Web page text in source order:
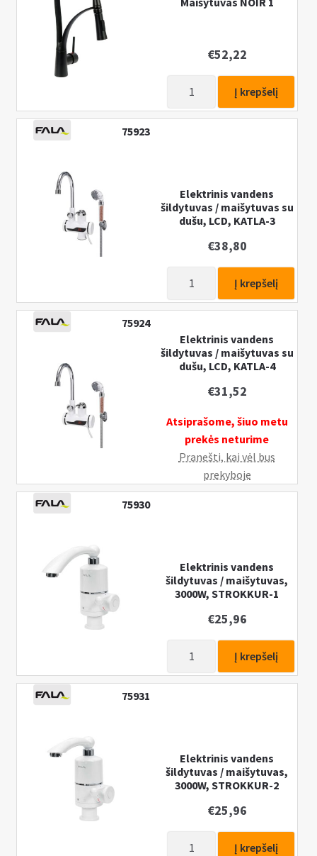
€52,22
Maišytuvas
Į krepšelį
75923
Elektrinis vandens
šildytuvas / maišytuvas su
dušu, LCD, KATLA-3
€38,80
Elektrinis
šildytuvas
dušu,
LCD,
KATLA-
Į krepšelį
75924
Elektrinis vandens
šildytuvas / maišytuvas su
dušu, LCD, KATLA-4
€31,52
Atsiprašome, šiuo metu
prekės neturime
Pranešti, kai vėl bus
prekyboje
75930
Elektrinis vandens
šildytuvas / maišytuvas,
3000W, STROKKUR-1
€25,96
Elektrinis
maišytuvas,
3000W,
STROKKUR-
Į krepšelį
75931
Elektrinis vandens
šildytuvas / maišytuvas,
3000W, STROKKUR-2
€25,96
Į krepšelį